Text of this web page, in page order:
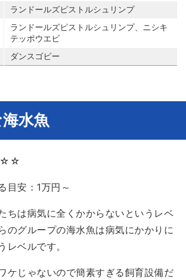
ランドールズピストルシュリンプ
ランドールズピストルシュリンプ、ニシキ
テッポウエビ
ダンスゴビー
水魚
目安：1万円～
ちは病気に全くかからないというレベ
のグループの海水魚は病気にかかりに
レベルです。
ケじゃないので簡素すぎる飼育設備だ